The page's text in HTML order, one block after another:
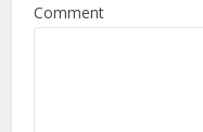
Comment